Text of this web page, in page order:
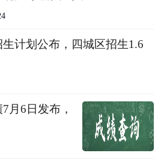
计划公布，四城区招生1.6
月6日发布，